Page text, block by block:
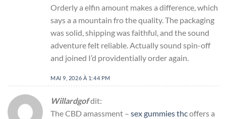
Orderly a elfin amount makes a difference, which
says a a mountain fro the quality. The packaging
was solid, shipping was faithful, and the sound
adventure felt reliable. Actually sound spin-off
and joined I’d providentially order again.
MAI 9, 2026 À 1:44 PM
Willardgofdit:
The CBD amassment – sex gummies thcoffers a